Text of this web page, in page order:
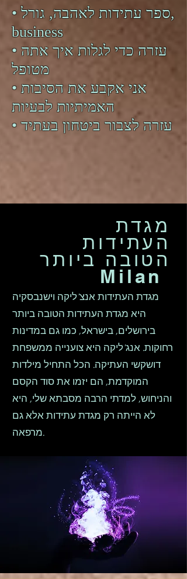
• ספר עתידות לאהבה, גורל,
business
• עזרה כדי לגלות איך אתה
• אני אקבע את הסיבות
• עזרה לצבור ביטחון בעתיד
מגדת
העתידות
הטובה ביותר
מגדת העתידות אנצ'ליקה וישנבסקיה
היא מגדת העתידות הטובה ביותר
בירושלים, בישראל, כמו גם במדינות
רחוקות. אנג'ליקה היא צוענייה ממשפחת
דושקשי העתיקה. הכל התחיל מילדות
המוקדמת, הם יזמו את סוד הקסם
והניחוש, למדתי הרבה מסבתא שלי, היא
לא הייתה רק מגדת עתידות אלא גם
מרפאה.